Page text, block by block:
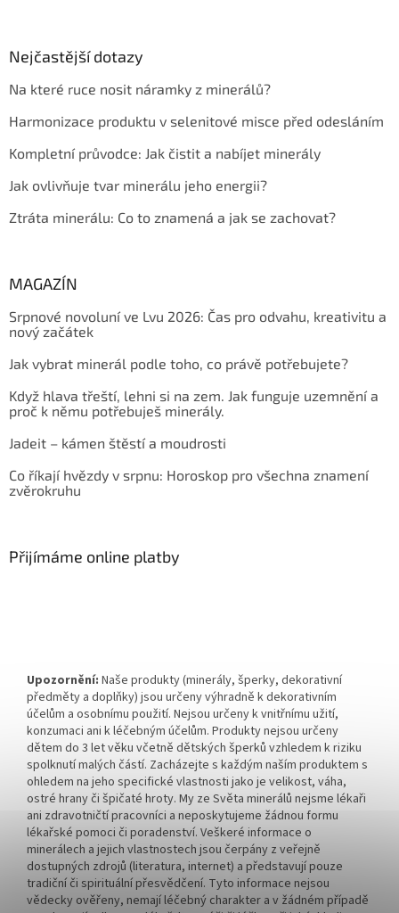
Nejčastější dotazy
Na které ruce nosit náramky z minerálů?
Harmonizace produktu v selenitové misce před odesláním
Kompletní průvodce: Jak čistit a nabíjet minerály
Jak ovlivňuje tvar minerálu jeho energii?
Ztráta minerálu: Co to znamená a jak se zachovat?
MAGAZÍN
Srpnové novoluní ve Lvu 2026: Čas pro odvahu, kreativitu a
nový začátek
Jak vybrat minerál podle toho, co právě potřebujete?
Když hlava třeští, lehni si na zem. Jak funguje uzemnění a
proč k němu potřebuješ minerály.
Jadeit – kámen štěstí a moudrosti
Co říkají hvězdy v srpnu: Horoskop pro všechna znamení
zvěrokruhu
Přijímáme online platby
Upozornění: Naše produkty (minerály, šperky, dekorativní
předměty a doplňky) jsou určeny výhradně k dekorativním
účelům a osobnímu použití. Nejsou určeny k vnitřnímu užití,
konzumaci ani k léčebným účelům. Produkty nejsou určeny
dětem do 3 let věku včetně dětských šperků vzhledem k riziku
spolknutí malých částí. Zacházejte s každým naším produktem s
ohledem na jeho specifické vlastnosti jako je velikost, váha,
ostré hrany či špičaté hroty. My ze Světa minerálů nejsme lékaři
ani zdravotničtí pracovníci a neposkytujeme žádnou formu
lékařské pomoci či poradenství. Veškeré informace o
minerálech a jejich vlastnostech jsou čerpány z veřejně
dostupných zdrojů (literatura, internet) a představují pouze
tradiční či spirituální přesvědčení. Tyto informace nejsou
vědecky ověřeny, nemají léčebný charakter a v žádném případě